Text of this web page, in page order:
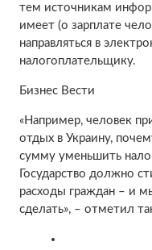
тем источникам
имеет (о зарплате
направляться в
налогоплательщику.
Бизнес Вести
«Например, человек
отдых в Украину,
сумму уменьшить
Государство должно
расходы граждан – и
сделать», – отметил